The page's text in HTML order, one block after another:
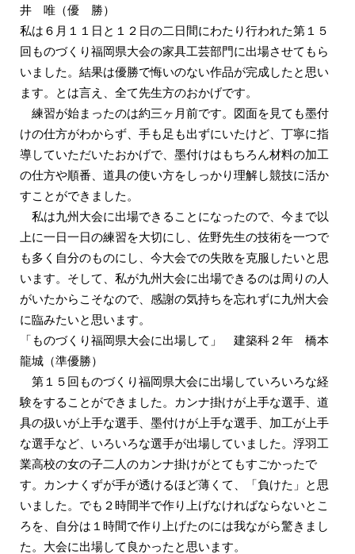
井 唯 （優 勝）
私は６月１１日と１２日の二日間にわたり行われた第１５
回ものづくり福岡県大会の家具工芸部門に出場させてもら
いました。結果は優勝で悔いのない作品が完成したと思い
ます。とは言え、全て先生方のおかげです。
練習が始まったのは約三ヶ月前です。図面を見ても墨付
けの仕方がわからず、手も足も出ずにいたけど、丁寧に指
導していただいたおかげで、墨付けはもちろん材料の加工
の仕方や順番、道具の使い方をしっかり理解し競技に活か
すことができました。
私は九州大会に出場できることになったので、今まで以
上に一日一日の練習を大切にし、佐野先生の技術を一つで
も多く自分のものにし、今大会での失敗を克服したいと思
います。そして、私が九州大会に出場できるのは周りの人
がいたからこそなので、感謝の気持ちを忘れずに九州大会
に臨みたいと思います。
「ものづくり福岡県大会に出場して」 建築科２年 橋本
龍城 （準優勝）
第１５回ものづくり福岡県大会に出場していろいろな経
験をすることができました。カンナ掛けが上手な選手、道
具の扱いが上手な選手、墨付けが上手な選手、加工が上手
な選手など、いろいろな選手が出場していました。浮羽工
業高校の女の子二人のカンナ掛けがとてもすごかったで
す。カンナくずが手が透けるほど薄くて、「負けた」と思
いました。でも２時間半で作り上げなければならないとこ
ろを、自分は１時間で作り上げたのには我ながら驚きまし
た。大会に出場して良かったと思います。